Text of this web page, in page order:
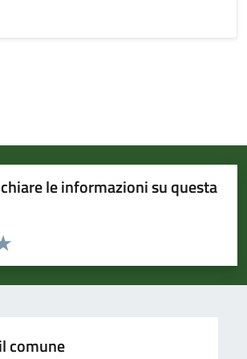
le informazioni su questa
pagina
5 stelle su 5
4 stelle su 5
su 5
su 5
5
comune